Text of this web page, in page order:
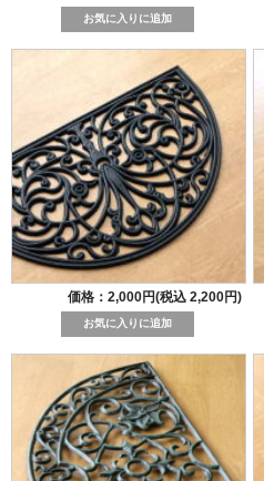
価格：2,000円(税込 2,200円)